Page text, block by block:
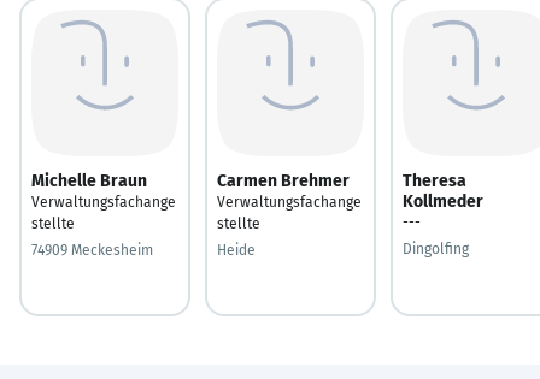
Michelle Braun
Verwaltungsfachange
stellte
74909 Meckesheim
Carmen Brehmer
Verwaltungsfachange
stellte
Heide
Theresa
Kollmeder
---
Dingolfing